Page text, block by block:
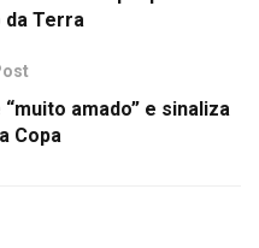
da Terra
amado” e sinaliza
Copa